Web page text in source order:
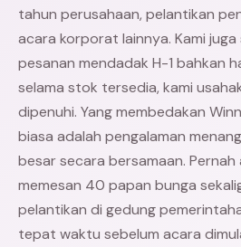
tahun perusahaan, pelantikan
acara korporat lainnya. Kami juga
pesanan mendadak H-1 bahkan
selama stok tersedia, kami
dipenuhi. Yang membedakan
biasa adalah pengalaman
besar secara bersamaan. Pernah
memesan 40 papan bunga
pelantikan di gedung
tepat waktu sebelum acara